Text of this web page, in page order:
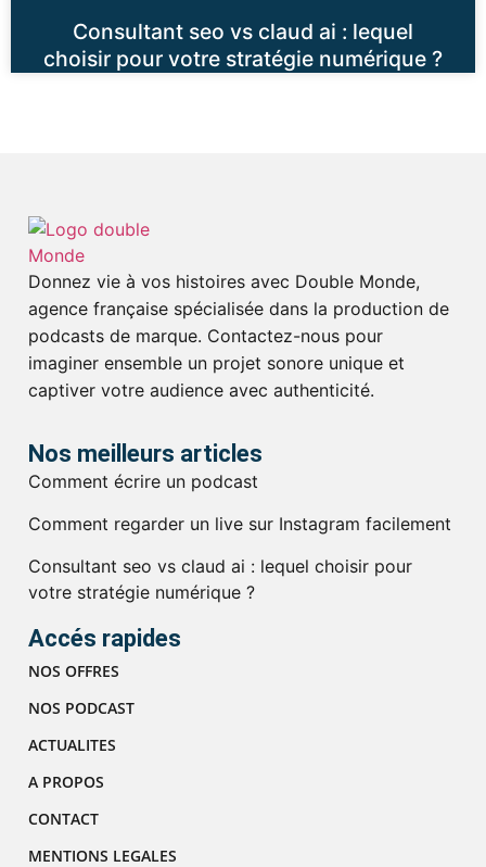
Consultant seo vs claud ai : lequel
choisir pour votre stratégie numérique ?
Donnez vie à vos histoires avec Double Monde,
agence française spécialisée dans la production de
podcasts de marque. Contactez-nous pour
imaginer ensemble un projet sonore unique et
captiver votre audience avec authenticité.
Nos meilleurs articles
Comment écrire un podcast
Comment regarder un live sur Instagram facilement
Consultant seo vs claud ai : lequel choisir pour
votre stratégie numérique ?
Accés rapides
NOS OFFRES
NOS PODCAST
ACTUALITES
A PROPOS
CONTACT
MENTIONS LEGALES